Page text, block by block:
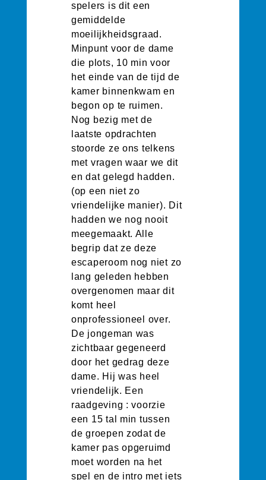
spelers is dit een
gemiddelde
moeilijkheidsgraad.
Minpunt voor de dame
die plots, 10 min voor
het einde van de tijd de
kamer binnenkwam en
begon op te ruimen.
Nog bezig met de
laatste opdrachten
stoorde ze ons telkens
met vragen waar we dit
en dat gelegd hadden.
(op een niet zo
vriendelijke manier). Dit
hadden we nog nooit
meegemaakt. Alle
begrip dat ze deze
escaperoom nog niet zo
lang geleden hebben
overgenomen maar dit
komt heel
onprofessioneel over.
De jongeman was
zichtbaar gegeneerd
door het gedrag deze
dame. Hij was heel
vriendelijk. Een
raadgeving : voorzie
een 15 tal min tussen
de groepen zodat de
kamer pas opgeruimd
moet worden na het
spel en de intro met iets